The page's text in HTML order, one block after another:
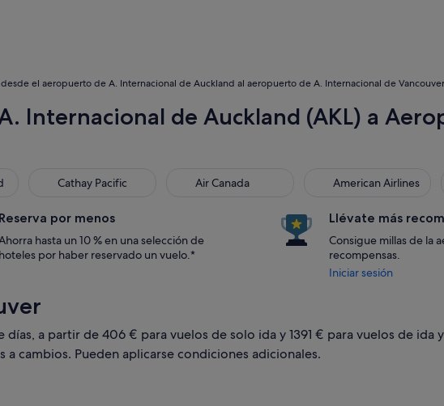
el aeropuerto de A. Internacional de Auckland al aeropuerto de A. Internacional de Vancouver
Internacional de Auckland (AKL) a
Cathay Pacific
Cathay Pacific Air Canada
Air Canada American Airlines
American Airlines
Reserva por menos
hasta un 10 % en una selección de
hoteles por haber reservado un vuelo.*
Llévate más
Consigue millas de la
recompensas.
Iniciar sesión
a partir de 406 € para vuelos de solo ida y 1391 € para vuelos de ida
cambios. Pueden aplicarse condiciones adicionales.